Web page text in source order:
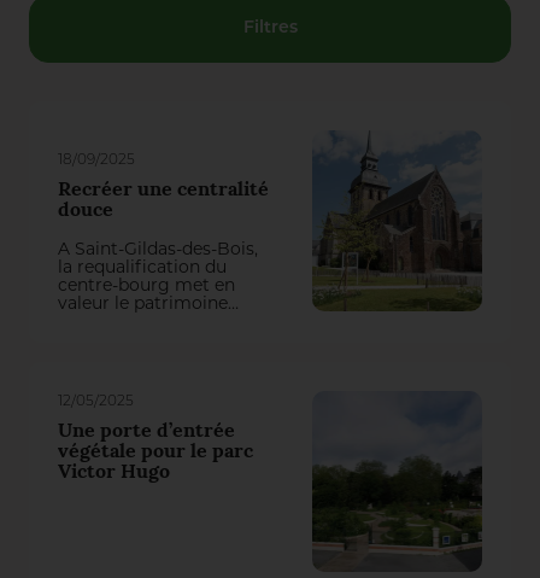
Filtres
18/09/2025
Recréer une centralité
douce
À Saint-Gildas-des-Bois,
la requalification du
centre-bourg met en
valeur le patrimoine
12/05/2025
Une porte d’entrée
végétale pour le parc
Victor Hugo